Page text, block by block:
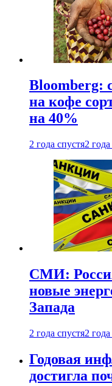
Bloomberg:
на кофе
на 40%
2 года спустя2
СМИ:
новые
Запада
2 года спустя2
Годовая
достигла